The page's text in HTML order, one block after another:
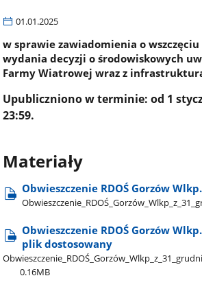
01.01.2025
w sprawie zawiadomienia o
wydania decyzji o środowiskowych
Farmy Wiatrowej wraz z
Upubliczniono w terminie: od 1
23:59.
Materiały
Obwieszczenie RDOŚ Gorzów
Obwieszczenie RDOŚ Gorzów
plik dostosowany
0.16MB